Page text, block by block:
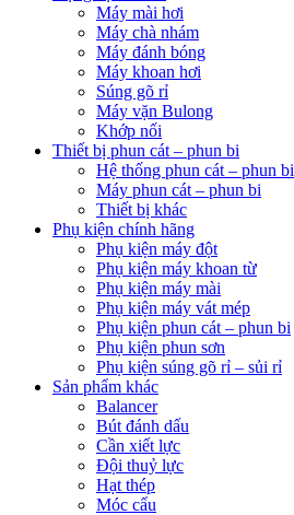
Máy mài hơi
Máy chà nhám
Máy đánh bóng
Máy khoan hơi
Súng gõ rỉ
Máy vặn Bulong
Khớp nối
Thiết bị phun cát – phun bi
Hệ thống phun cát – phun bi
Máy phun cát – phun bi
Thiết bị khác
Phụ kiện chính hãng
Phụ kiện máy đột
Phụ kiện máy khoan từ
Phụ kiện máy mài
Phụ kiện máy vát mép
Phụ kiện phun cát – phun bi
Phụ kiện phun sơn
Phụ kiện súng gõ rỉ – sủi rỉ
Sản phẩm khác
Balancer
Bút đánh dấu
Cần xiết lực
Đội thuỷ lực
Hạt thép
Móc cẩu